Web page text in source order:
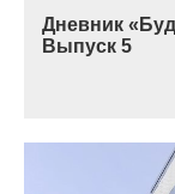
Дневник
Выпуск 5